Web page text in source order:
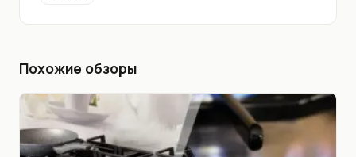
Похожие обзоры